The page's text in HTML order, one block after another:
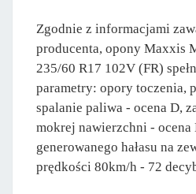
Zgodnie z informacjami
producenta, opony Maxxis
235/60 R17 102V (FR)
parametry: opory toczenia,
spalanie paliwa - ocena D,
mokrej nawierzchni - ocena
generowanego hałasu na
prędkości 80km/h - 72